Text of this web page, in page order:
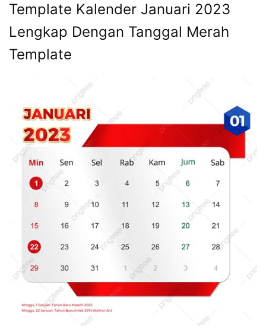
Template Kalender Januari 2023
Lengkap Dengan Tanggal Merah
Template